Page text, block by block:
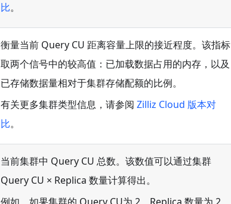
比。
衡量当前 Query CU 距离容量上限的接近程度。该指标
取两个信号中的较高值：已加载数据占用的内存，以及
已存储数据量相对于集群存储配额的比例。
有关更多集群类型信息，请参阅 Zilliz Cloud 版本对
比。
当前集群中 Query CU 总数。该数值可以通过集群
Query CU × Replica 数量计算得出。